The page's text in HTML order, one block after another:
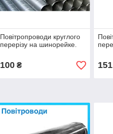
Повітропроводи круглого
перерізу на шинорейке.
100₴ 151